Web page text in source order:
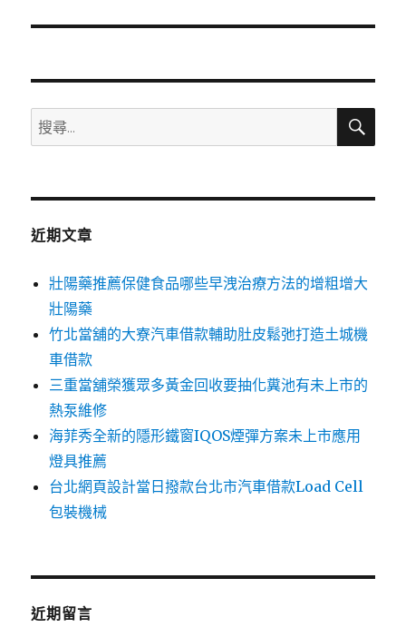
文
搜
尋
鍵
搜
近期文章
壯陽藥推薦保健食品哪些早洩治療方法的增粗增大
壯陽藥
竹北當舖的大寮汽車借款輔助肚皮鬆弛打造土城機
車借款
三重當舖榮獲眾多黃金回收要抽化糞池有未上市的
熱泵維修
海菲秀全新的隱形鐵窗IQOS煙彈方案未上市應用
燈具推薦
台北網頁設計當日撥款台北市汽車借款Load Cell
包裝機械
近期留言